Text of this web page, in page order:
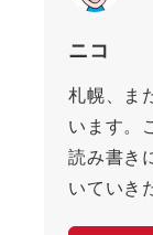
ニコ
札幌、ま
います。
読み書き
いていき